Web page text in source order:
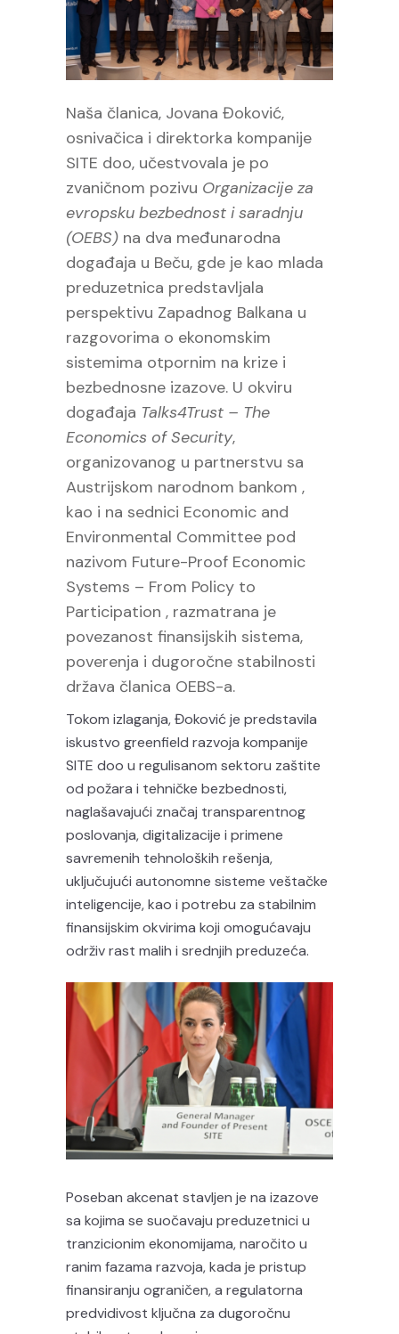
Naša članica, Jovana Đoković,
osnivačica i direktorka kompanije
SITE doo, učestvovala je po
zvaničnom pozivu Organizacije za
evropsku bezbednost i saradnju
(OEBS) na dva međunarodna
događaja u Beču, gde je kao mlada
preduzetnica predstavljala
perspektivu Zapadnog Balkana u
razgovorima o ekonomskim
sistemima otpornim na krize i
bezbednosne izazove. U okviru
događaja Talks4Trust – The
Economics of Security,
organizovanog u partnerstvu sa
Austrijskom narodnom bankom ,
kao i na sednici Economic and
Environmental Committee pod
nazivom Future-Proof Economic
Systems – From Policy to
Participation , razmatrana je
povezanost finansijskih sistema,
poverenja i dugoročne stabilnosti
država članica OEBS-a.
Tokom izlaganja, Đoković je predstavila
iskustvo greenfield razvoja kompanije
SITE doo u regulisanom sektoru zaštite
od požara i tehničke bezbednosti,
naglašavajući značaj transparentnog
poslovanja, digitalizacije i primene
savremenih tehnoloških rešenja,
uključujući autonomne sisteme veštačke
inteligencije, kao i potrebu za stabilnim
finansijskim okvirima koji omogućavaju
održiv rast malih i srednjih preduzeća.
Poseban akcenat stavljen je na izazove
sa kojima se suočavaju preduzetnici u
tranzicionim ekonomijama, naročito u
ranim fazama razvoja, kada je pristup
finansiranju ograničen, a regulatorna
predvidivost ključna za dugoročnu